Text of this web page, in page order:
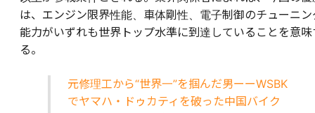
は、エンジン限界性能、車体剛性、電子制御のチューニン
能力がいずれも世界トップ水準に到達していることを意味
る。
元修理工から“世界一”を掴んだ男ーーWSBK
でヤマハ・ドゥカティを破った中国バイク